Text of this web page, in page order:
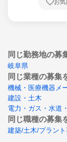
崎県、熊本県、大分県
お気
同じ勤務地の募
岐阜県
同じ業種の募集
機械・医療機器メ
建設・土木
電力・ガス・水道
同じ職種の募集
建築/土木/プラン